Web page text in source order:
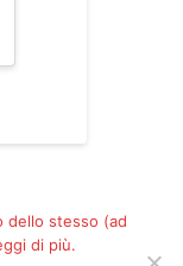
dello stesso (ad
di più.